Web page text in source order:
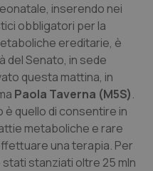
inserendo nei
obbligatori per la
ereditarie, è
del Senato, in sede
questa mattina, in
Paola Taverna (M5S).
quello di consentire in
metaboliche e rare
una terapia. Per
stanziati oltre 25 mln